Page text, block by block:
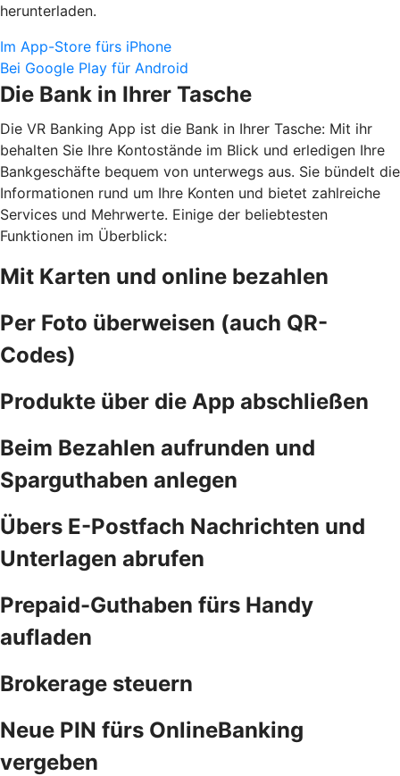
herunterladen.
Im App-Store fürs iPhone
Bei Google Play für Android
Die Bank in Ihrer Tasche
Die VR Banking App ist die Bank in Ihrer Tasche: Mit ihr
behalten Sie Ihre Kontostände im Blick und erledigen Ihre
Bankgeschäfte bequem von unterwegs aus. Sie bündelt die
Informationen rund um Ihre Konten und bietet zahlreiche
Services und Mehrwerte. Einige der beliebtesten
Funktionen im Überblick:
Mit Karten und online bezahlen
Per Foto überweisen (auch QR-
Codes)
Produkte über die App abschließen
Beim Bezahlen aufrunden und
Sparguthaben anlegen
Übers E-Postfach Nachrichten und
Unterlagen abrufen
Prepaid-Guthaben fürs Handy
aufladen
Brokerage steuern
Neue PIN fürs OnlineBanking
vergeben